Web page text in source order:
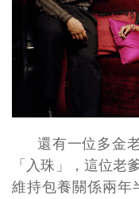
還有一位多金
「入珠」，這位老
維持包養關係兩年